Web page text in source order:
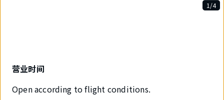
件。
1/4
营业时间
Open according to flight conditions.